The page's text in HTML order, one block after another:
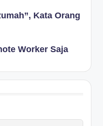
Kata Orang
Worker Saja